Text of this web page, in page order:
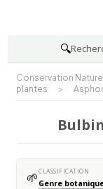
🔍
Conservation Nature
plantes
>
🌱CLASSIFICATION
Genre